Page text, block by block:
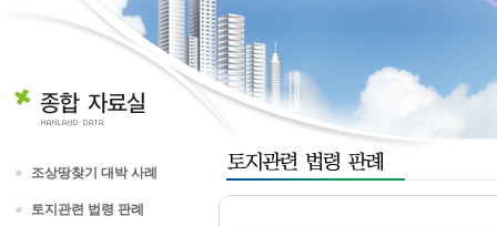
조상땅찾기 대박 사례
토지관련 법령 판례